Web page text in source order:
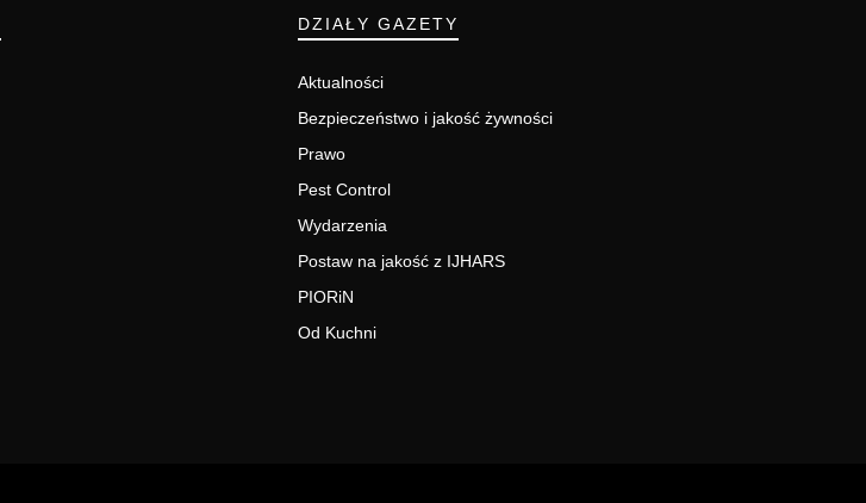
DZIAŁY GAZETY
Aktualności
Bezpieczeństwo i jakość żywności
Prawo
Pest Control
Wydarzenia
Postaw na jakość z IJHARS
PIORiN
Od Kuchni